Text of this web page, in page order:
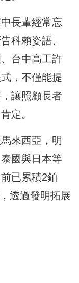
長輩經常忘
科賴姿語、
台中高工許
， 不僅能提
讓照顧長者
定。
來西亞， 明
國與日本等
已累積2鉑
透過發明拓展